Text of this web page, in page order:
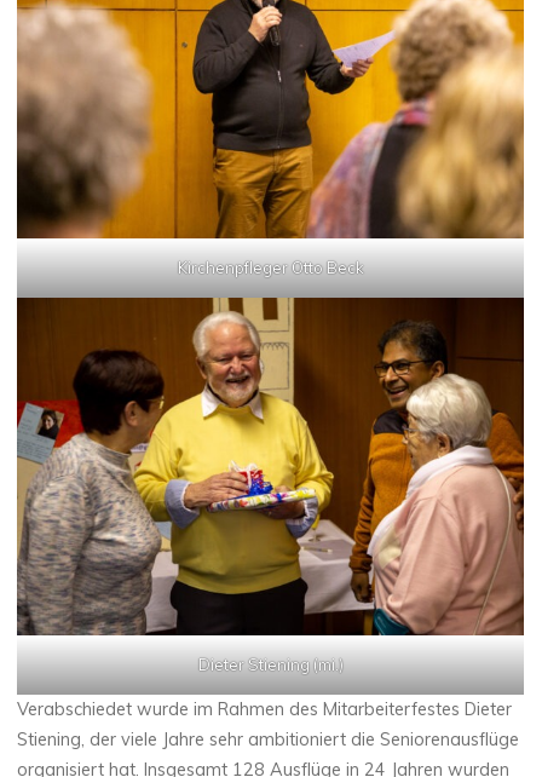
Kirchenpfleger Otto Beck
Dieter Stiening (mi.)
Verabschiedet wurde im Rahmen des Mitarbeiterfestes Dieter
Stiening, der viele Jahre sehr ambitioniert die Seniorenausflüge
organisiert hat. Insgesamt 128 Ausflüge in 24 Jahren wurden